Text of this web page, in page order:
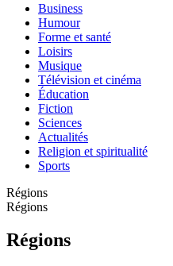
Business
Humour
Forme et santé
Loisirs
Musique
Télévision et cinéma
Éducation
Fiction
Sciences
Actualités
Religion et spiritualité
Sports
Régions
Régions
Régions